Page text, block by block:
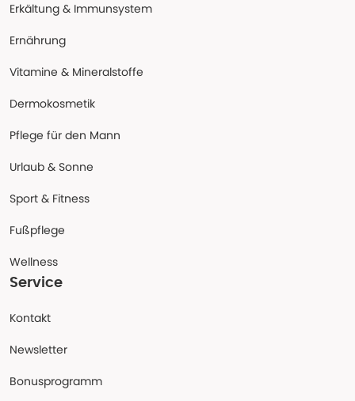
Erkältung & Immunsystem
Ernährung
Vitamine & Mineralstoffe
Dermokosmetik
Pflege für den Mann
Urlaub & Sonne
Sport & Fitness
Fußpflege
Wellness
Service
Kontakt
Newsletter
Bonusprogramm